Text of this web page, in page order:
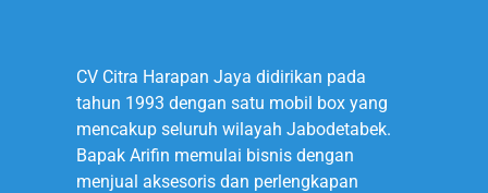
CV Citra Harapan Jaya didirikan pada
tahun 1993 dengan satu mobil box yang
mencakup seluruh wilayah Jabodetabek.
Bapak Arifin memulai bisnis dengan
menjual aksesoris dan perlengkapan